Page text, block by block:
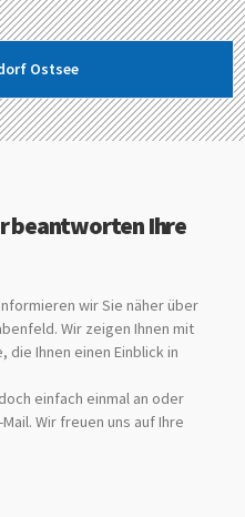
Ostsee
beantworten Ihre
wir Sie näher über
Wir zeigen Ihnen mit
die Ihnen einen Einblick in
einfach einmal an oder
Wir freuen uns auf Ihre